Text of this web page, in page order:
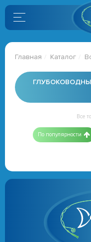
Главная Каталог
Все
По популярности